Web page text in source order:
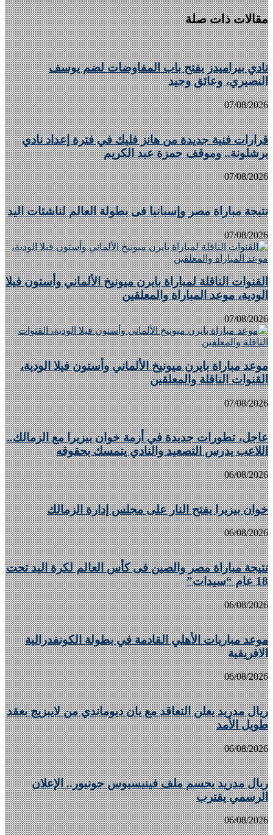
مقالات ذات صلة
نادي بيراميدز يفتح باب المفاوضات لضم يوسف
النصيري، وعائق وحيد
07/08/2026
قرارات فنية جديدة من هانز فليك في فترة إعداد نادي
برشلونة.. وموقف حمزة عبد الكريم
07/08/2026
نتيجة مباراة مصر وإسبانيا فى بطولة العالم لناشئات اليد
07/08/2026
القنوات الناقلة لمباراة بايرن ميونيخ الألماني وأستون فيلا
الودية، موعد المباراة والمعلقين
07/08/2026
موعد مباراة بايرن ميونيخ الألماني وأستون فيلا الودية،
القنوات الناقلة والمعلقين
07/08/2026
عاجل، تطورات جديدة في أزمة خوان بيزيرا مع الزمالك..
اللاعب يدرس التصعيد والنادي يتمسك بحقوقه
06/08/2026
خوان بيزيرا يفتح النار على مجلس إدارة الزمالك
06/08/2026
نتيجة مباراة مصر والصين فى كأس العالم لكرة اليد تحت
18 عام “سيدات”
06/08/2026
موعد مباريات الأهلي القادمة في بطولة الكونفدرالية
الافريقية
06/08/2026
ريال مدريد يعلن التعاقد مع يان ديوماندي من لايبزيج بعقد
طويل الأمد
06/08/2026
ريال مدريد يحسم ملف فينيسيوس جونيور.. الإعلان
الرسمي يقترب
06/08/2026